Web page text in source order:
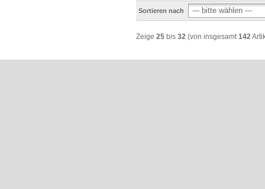
Sortieren nach
Zeige 25 bis 32 (von insgesamt 142